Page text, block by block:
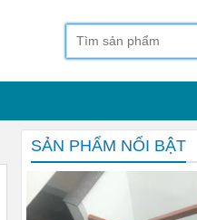
SẢN PHẨM NỔI BẬT